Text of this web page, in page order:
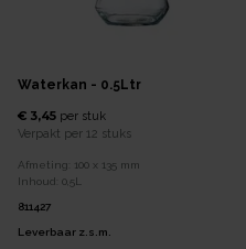
Waterkan - 0.5Ltr
€ 3,45 per stuk
Verpakt per 12 stuks
Afmeting: 100 x 135 mm
Inhoud: 0,5L
811427
Leverbaar z.s.m.